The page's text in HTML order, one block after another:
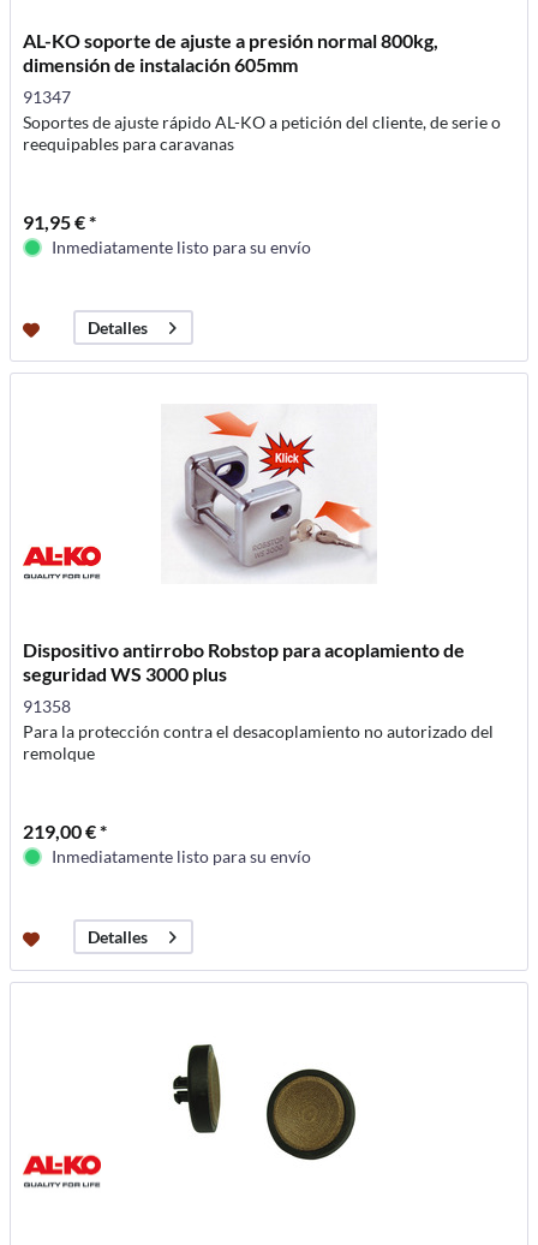
AL-KO soporte de ajuste a presión normal 800kg,
dimensión de instalación 605mm
91347
Soportes de ajuste rápido AL-KO a petición del cliente, de serie o
reequipables para caravanas
91,95 € *
Inmediatamente listo para su envío
Detalles
Dispositivo antirrobo Robstop para acoplamiento de
seguridad WS 3000 plus
91358
Para la protección contra el desacoplamiento no autorizado del
remolque
219,00 € *
Inmediatamente listo para su envío
Detalles